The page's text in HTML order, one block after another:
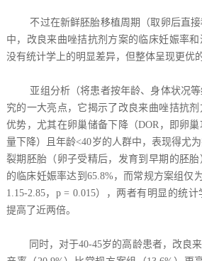
不过在新鲜胚胎移植周期（取卵后直接
中，改良来曲唑拮抗剂方案的临床妊娠率
没有统计学上的明显差异，但整体呈现更优
亚组分析（将患者按年龄、身体状况等
究的一大亮点，它揭示了改良来曲唑拮抗
优势，尤其在卵巢储备下降（DOR，即卵
量下降）且年龄<40岁的人群中，表现得尤
裂期胚胎（卵子受精后，发育到早期的胚
的临床妊娠率达到65.8%，而常规方案组仅
1.15-2.85，p = 0.015），两者有明显的统
提高了近两倍。
同时，对于40-45岁的高龄患者，改良来